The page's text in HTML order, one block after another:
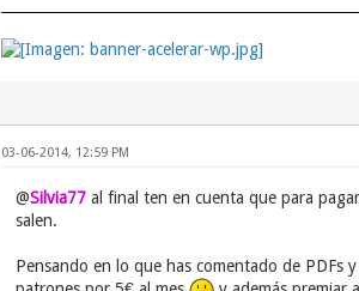
03-06-2014, 12:59 PM
@Silvia77al final ten en cuenta que para
salen.
Pensando en lo que has comentado de PDFs